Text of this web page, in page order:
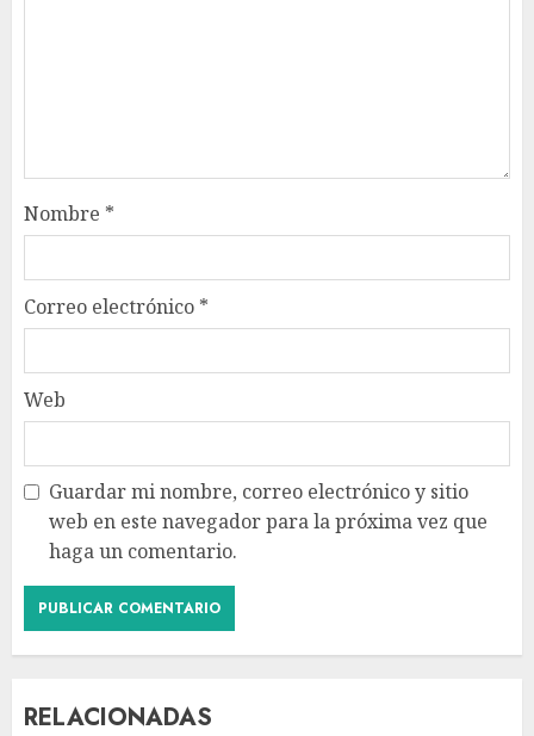
Nombre *
Correo electrónico *
Web
Guardar mi nombre, correo electrónico y sitio
web en este navegador para la próxima vez que
haga un comentario.
RELACIONADAS